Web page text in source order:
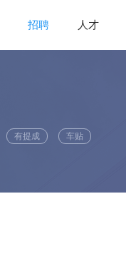
招聘 人才
有提成 车贴